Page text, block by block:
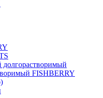
долгорастворимый
FISHBERRY